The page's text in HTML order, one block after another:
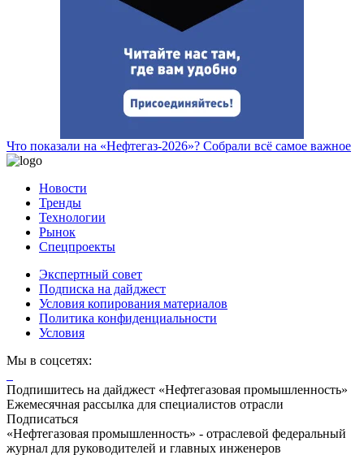
Что показали на «Нефтегаз-2026»? Собрали всё самое важное
Новости
Тренды
Технологии
Рынок
Спецпроекты
Экспертный совет
Подписка на дайджест
Условия копирования материалов
Политика конфиденциальности
Условия
Мы в соцсетях:
Подпишитесь на дайджест «Нефтегазовая промышленность»
Ежемесячная рассылка для специалистов отрасли
Подписаться
«Нефтегазовая промышленность» - отраслевой федеральный
журнал для руководителей и главных инженеров